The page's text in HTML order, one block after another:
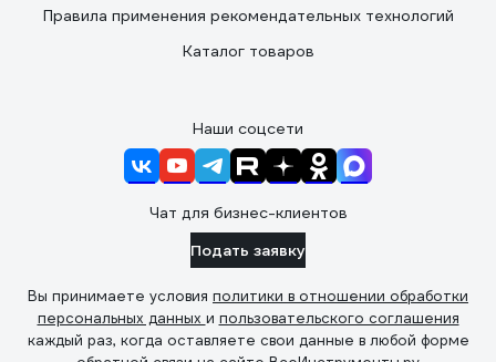
Правила применения рекомендательных технологий
Каталог товаров
Наши соцсети
Чат для бизнес-клиентов
Подать заявку
Вы принимаете условия политики в отношении обработки
персональных данных и пользовательского соглашения
каждый раз, когда оставляете свои данные в любой форме